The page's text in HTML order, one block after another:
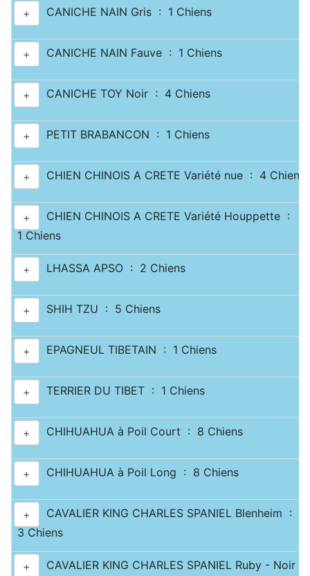
+ CANICHE NAIN Gris : 1 Chiens
+ CANICHE NAIN Fauve : 1 Chiens
+ CANICHE TOY Noir : 4 Chiens
+ PETIT BRABANCON : 1 Chiens
+ CHIEN CHINOIS A CRETE Variété nue : 4 Chiens
+
CHIEN CHINOIS A CRETE Variété Houppette :
1 Chiens
+ LHASSA APSO : 2 Chiens
+ SHIH TZU : 5 Chiens
+ EPAGNEUL TIBETAIN : 1 Chiens
+ TERRIER DU TIBET : 1 Chiens
+ CHIHUAHUA à Poil Court : 8 Chiens
+ CHIHUAHUA à Poil Long : 8 Chiens
+
CAVALIER KING CHARLES SPANIEL Blenheim :
3 Chiens
+
CAVALIER KING CHARLES SPANIEL Ruby - Noir